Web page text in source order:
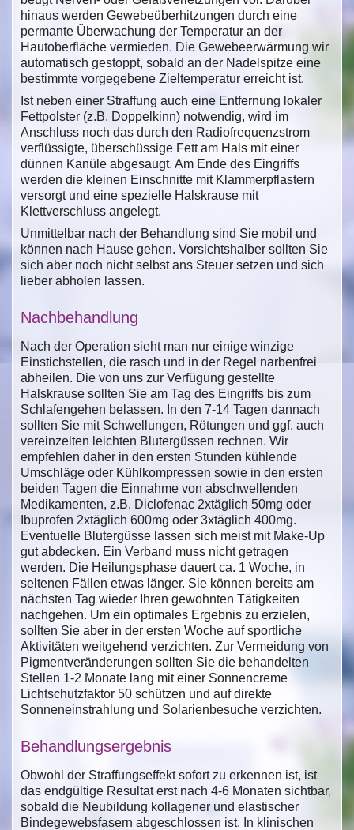
hinaus werden Gewebeüberhitzungen durch eine
permante Überwachung der Temperatur an der
Hautoberfläche vermieden. Die Gewebeerwärmung wir
automatisch gestoppt, sobald an der Nadelspitze eine
bestimmte vorgegebene Zieltemperatur erreicht ist.
Ist neben einer Straffung auch eine Entfernung lokaler
Fettpolster (z.B. Doppelkinn) notwendig, wird im
Anschluss noch das durch den Radiofrequenzstrom
verflüssigte, überschüssige Fett am Hals mit einer
dünnen Kanüle abgesaugt. Am Ende des Eingriffs
werden die kleinen Einschnitte mit Klammerpflastern
versorgt und eine spezielle Halskrause mit
Klettverschluss angelegt.
Unmittelbar nach der Behandlung sind Sie mobil und
können nach Hause gehen. Vorsichtshalber sollten Sie
sich aber noch nicht selbst ans Steuer setzen und sich
lieber abholen lassen.
Nachbehandlung
Nach der Operation sieht man nur einige winzige
Einstichstellen, die rasch und in der Regel narbenfrei
abheilen. Die von uns zur Verfügung gestellte
Halskrause sollten Sie am Tag des Eingriffs bis zum
Schlafengehen belassen. In den 7-14 Tagen dannach
sollten Sie mit Schwellungen, Rötungen und ggf. auch
vereinzelten leichten Blutergüssen rechnen. Wir
empfehlen daher in den ersten Stunden kühlende
Umschläge oder Kühlkompressen sowie in den ersten
beiden Tagen die Einnahme von abschwellenden
Medikamenten, z.B. Diclofenac 2xtäglich 50mg oder
Ibuprofen 2xtäglich 600mg oder 3xtäglich 400mg.
Eventuelle Blutergüsse lassen sich meist mit Make-Up
gut abdecken. Ein Verband muss nicht getragen
werden. Die Heilungsphase dauert ca. 1 Woche, in
seltenen Fällen etwas länger. Sie können bereits am
nächsten Tag wieder Ihren gewohnten Tätigkeiten
nachgehen. Um ein optimales Ergebnis zu erzielen,
sollten Sie aber in der ersten Woche auf sportliche
Aktivitäten weitgehend verzichten. Zur Vermeidung von
Pigmentveränderungen sollten Sie die behandelten
Stellen 1-2 Monate lang mit einer Sonnencreme
Lichtschutzfaktor 50 schützen und auf direkte
Sonneneinstrahlung und Solarienbesuche verzichten.
Behandlungsergebnis
Obwohl der Straffungseffekt sofort zu erkennen ist, ist
das endgültige Resultat erst nach 4-6 Monaten sichtbar,
sobald die Neubildung kollagener und elastischer
Bindegewebsfasern abgeschlossen ist. In klinischen